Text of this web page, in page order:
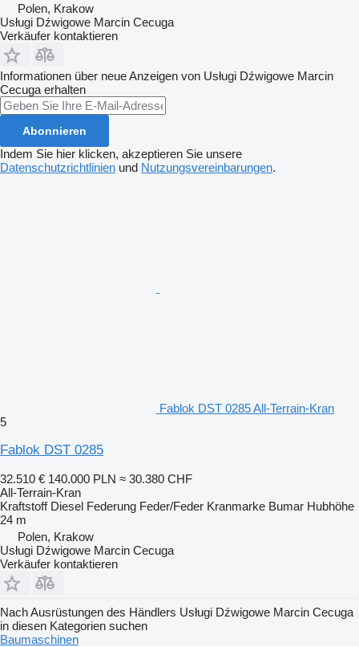
Polen, Krakow
Usługi Dźwigowe Marcin Cecuga
Verkäufer kontaktieren
Informationen über neue Anzeigen von Usługi Dźwigowe Marcin
Cecuga erhalten
Abonnieren
Indem Sie hier klicken, akzeptieren Sie unsere
Datenschutzrichtlinien und Nutzungsvereinbarungen.
Fablok DST 0285 All-Terrain-Kran
5
Fablok DST 0285
32.510 € 140.000 PLN ≈ 30.380 CHF
All-Terrain-Kran
Kraftstoff Diesel Federung Feder/Feder Kranmarke Bumar Hubhöhe
24 m
Polen, Krakow
Usługi Dźwigowe Marcin Cecuga
Verkäufer kontaktieren
Nach Ausrüstungen des Händlers Usługi Dźwigowe Marcin Cecuga
in diesen Kategorien suchen
Baumaschinen